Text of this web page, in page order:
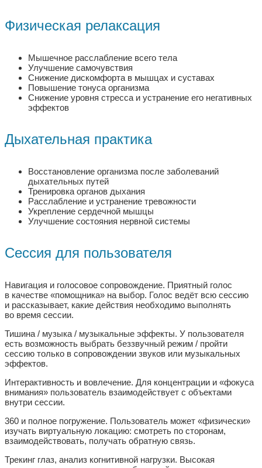
Физическая релаксация
Мышечное расслабление всего тела
Улучшение самочувствия
Снижение дискомфорта в мышцах и суставах
Повышение тонуса организма
Снижение уровня стресса и устранение его негативных
эффектов
Дыхательная практика
Восстановление организма после заболеваний
дыхательных путей
Тренировка органов дыхания
Расслабление и устранение тревожности
Укрепление сердечной мышцы
Улучшение состояния нервной системы
Сессия для пользователя
Навигация и голосовое сопровождение. Приятный голос
в качестве «помощника» на выбор. Голос ведёт всю сессию
и рассказывает, какие действия необходимо выполнять
во время сессии.
Тишина / музыка / музыкальные эффекты. У пользователя
есть возможность выбрать беззвучный режим / пройти
сессию только в сопровождении звуков или музыкальных
эффектов.
Интерактивность и вовлечение. Для концентрации и «фокуса
внимания» пользователь взаимодействует с объектами
внутри сессии.
360 и полное погружение. Пользователь может «физически»
изучать виртуальную локацию: смотреть по сторонам,
взаимодействовать, получать обратную связь.
Трекинг глаз, анализ когнитивной нагрузки. Высокая